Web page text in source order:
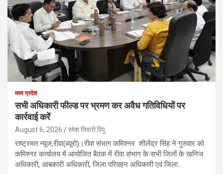
मध्य प्रदेश
सभी अधिकारी फील्ड पर भ्रमण कर अवैध गतिविधियों पर
कार्रवाई करें
August 6, 2026 रमेश तिवारी रिपु
राष्ट्रमत न्यूज,रीवा(ब्यूरो)।रीवा संभाग कमिश्नर शीलेंद्र सिंह ने गुरुवार को
कमिश्नर कार्यालय में आयोजित बैठक में रीवा संभाग के सभी जिलों के खनिज
अधिकारी, आबकारी अधिकारी, जिला परिवहन अधिकारी एवं जिला…